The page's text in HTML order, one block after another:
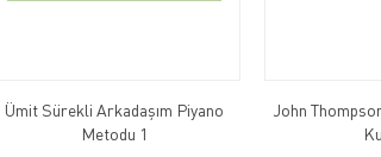
Ümit Sürekli Arkadaşım Piyano
Metodu 1
John